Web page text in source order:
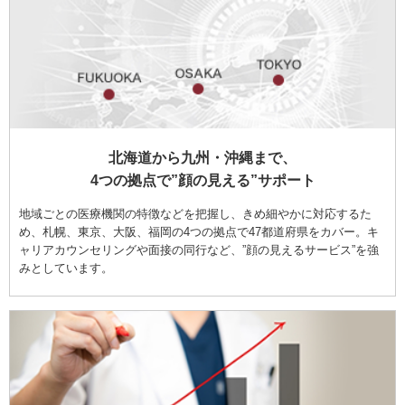
北海道から九州・沖縄まで、
4つの拠点で”顔の見える”サポート
地域ごとの医療機関の特徴などを把握し、きめ細やかに対応するた
め、札幌、東京、大阪、福岡の4つの拠点で47都道府県をカバー。キ
ャリアカウンセリングや面接の同行など、”顔の見えるサービス”を強
みとしています。